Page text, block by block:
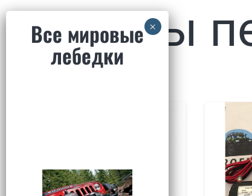
Товары